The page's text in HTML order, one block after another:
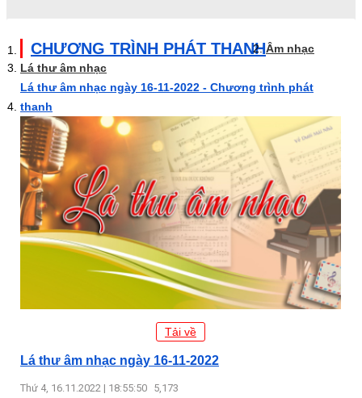
CHƯƠNG TRÌNH PHÁT THANHÂm nhạc
Lá thư âm nhạc
Lá thư âm nhạc ngày 16-11-2022 - Chương trình phát
thanh
Tải về
Lá thư âm nhạc ngày 16-11-2022
Thứ 4, 16.11.2022 | 18:55:50 5,173